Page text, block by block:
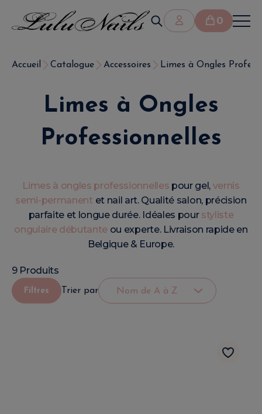
0
Accueil Catalogue Accessoires Limes à Ongles
Limes à Ongles
Professionnelles
Limes à ongles professionnelles pour gel, vernis
semi-permanent et nail art. Qualité salon, précision
parfaite et longue durée. Idéales pour styliste
ongulaire débutante ou experte. Livraison rapide en
Belgique & Europe.
9 Produits
Filtres Trier par